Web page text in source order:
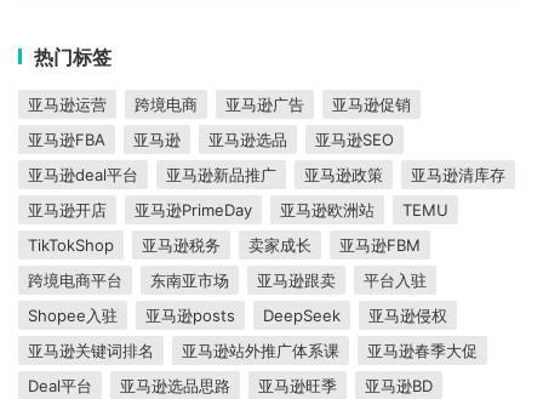
热门标签
亚马逊运营 跨境电商 亚马逊广告
亚马逊促销
亚马逊FBA
亚马逊 亚马逊选品
亚马逊SEO
亚马逊deal平台
亚马逊新品推广 亚马逊政策
亚马逊清库存
亚马逊开店
亚马逊PrimeDay 亚马逊欧洲站
TEMU
TikTokShop
亚马逊税务 卖家成长
亚马逊FBM
跨境电商平台
东南亚市场 亚马逊跟卖
平台入驻
Shopee入驻
亚马逊posts DeepSeek
亚马逊侵权
亚马逊关键词排名
亚马逊站外推广体系课
亚马逊春季大促
Deal平台
亚马逊选品思路 亚马逊旺季
亚马逊BD